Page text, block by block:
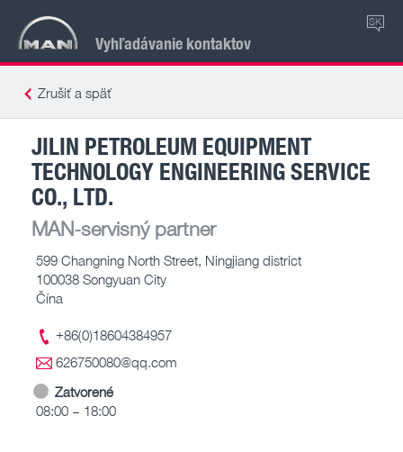
Vyhľadávanie kontaktov
SK
Zrušiť a späť
JILIN PETROLEUM EQUIPMENT
TECHNOLOGY ENGINEERING SERVICE
CO., LTD.
MAN-servisný partner
599 Changning North Street, Ningjiang district
100038 Songyuan City
Čína
+86(0)18604384957
626750080@qq.com
Zatvorené
08:00 – 18:00